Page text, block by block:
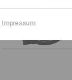
Impressum